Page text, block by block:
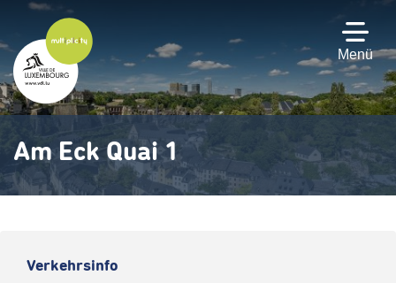
Hauptinhalt
gehen
Menü
Am Eck Quai 1
Verkehrsinfo